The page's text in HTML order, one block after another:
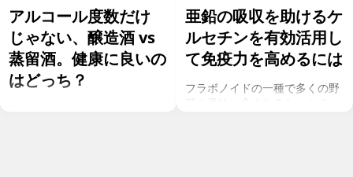
アルコール度数だけ
じゃない、醸造酒 vs
蒸留酒。健康に良いの
はどっち？
亜鉛の吸収を助けるケ
ルセチンを有効活用し
て免疫力を高めるには
フラボノイドの一種で多くの野
菜や果物に含まれるケルセチ